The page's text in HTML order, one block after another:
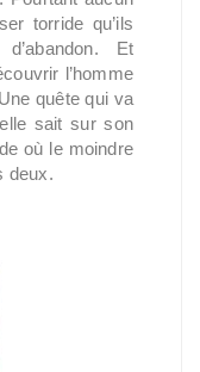
torride qu’ils
Et
l’homme
quête qui va
sait sur son
où le moindre
deux.